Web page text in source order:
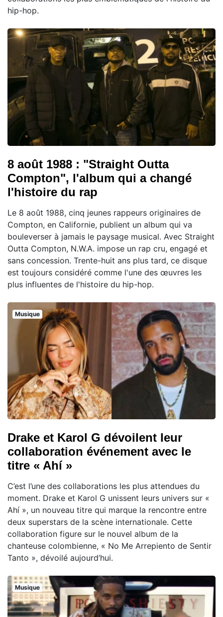
hip-hop.
8 août 1988 : "Straight Outta
Compton", l'album qui a changé
l'histoire du rap
Le 8 août 1988, cinq jeunes rappeurs originaires de
Compton, en Californie, publient un album qui va
bouleverser à jamais le paysage musical. Avec Straight
Outta Compton, N.W.A. impose un rap cru, engagé et
sans concession. Trente-huit ans plus tard, ce disque
est toujours considéré comme l'une des œuvres les
plus influentes de l'histoire du hip-hop.
Musique
Drake et Karol G dévoilent leur
collaboration événement avec le
titre « Ahí »
C’est l’une des collaborations les plus attendues du
moment. Drake et Karol G unissent leurs univers sur «
Ahí », un nouveau titre qui marque la rencontre entre
deux superstars de la scène internationale. Cette
collaboration figure sur le nouvel album de la
chanteuse colombienne, « No Me Arrepiento de Sentir
Tanto », dévoilé aujourd’hui.
Musique